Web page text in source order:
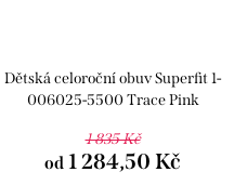
Dětská celoroční obuv Superfit 1-
006025-5500 Trace Pink
1 835 Kč
od 1 284,50 Kč